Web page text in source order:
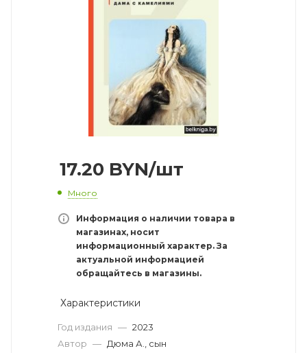
17.20 BYN/шт
Много
Информация о наличии товара в
магазинах, носит
информационный характер. За
актуальной информацией
обращайтесь в магазины.
Характеристики
Год издания — 2023
Автор — Дюма А., сын